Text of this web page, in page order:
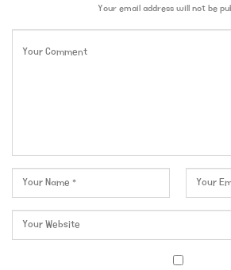
Your email address will not be